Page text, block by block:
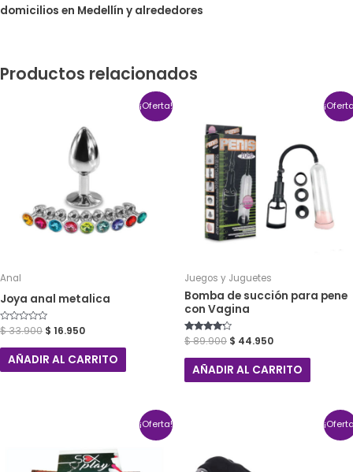
domicilios en Medellín y alrededores
Productos relacionados
¡Oferta!
Anal
Joya anal metalica
Valorado
con
0
$33.900 $ 16.950
AÑADIR AL CARRITO
Juegos y Juguetes
Bomba de succión para pene
con Vagina
Valorado
con
4.00
de 5
$89.900 $ 44.950
AÑADIR AL CARRITO
¡Oferta!